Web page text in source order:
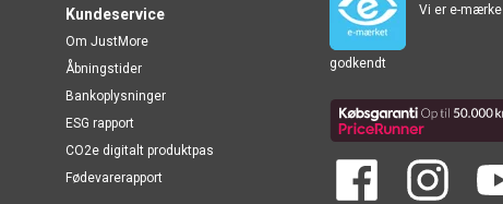
Kundeservice
Om JustMore
Åbningstider
Bankoplysninger
ESG rapport
CO2e digitalt produktpas
Fødevarerapport
Vi er e-mærke
godkendt